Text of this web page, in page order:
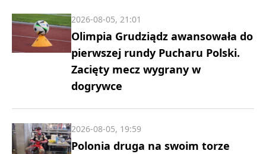
Olimpia Grudziądz awansowała do
pierwszej rundy Pucharu Polski.
Zacięty mecz wygrany w
dogrywce
2026-08-05, 21:01
Polonia druga na swoim torze
2026-08-05, 19:59